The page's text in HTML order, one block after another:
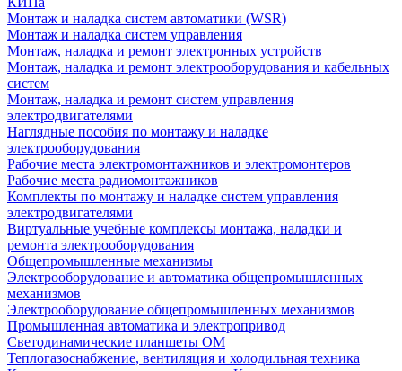
Монтаж и наладка систем автоматики (WSR)
Монтаж и наладка систем управления
Монтаж, наладка и ремонт электронных устройств
Монтаж, наладка и ремонт электрооборудования и кабельных
систем
Монтаж, наладка и ремонт систем управления
электродвигателями
Наглядные пособия по монтажу и наладке
электрооборудования
Рабочие места электромонтажников и электромонтеров
Рабочие места радиомонтажников
Комплекты по монтажу и наладке систем управления
электродвигателями
Виртуальные учебные комплексы монтажа, наладки и
ремонта электрооборудования
Общепромышленные механизмы
Электрооборудование и автоматика общепромышленных
механизмов
Электрооборудование общепромышленных механизмов
Промышленная автоматика и электропривод
Светодинамические планшеты ОМ
Теплогазоснабжение, вентиляция и холодильная техника